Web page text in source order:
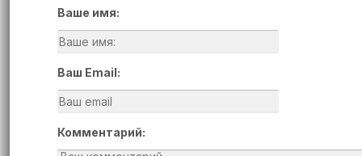
Ваше имя:
Ваш Email:
Комментарий: